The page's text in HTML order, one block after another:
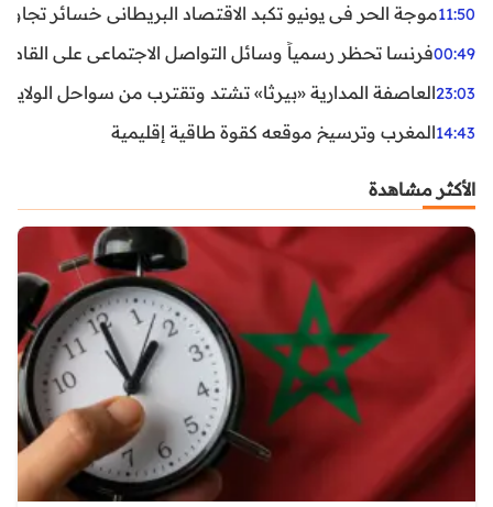
11:50موجة الحر في يونيو تكبد الاقتصاد البريطاني خسائر تجاوزت 1.5 مليار
00:49فرنسا تحظر رسمياً وسائل التواصل الاجتماعي على القاصرين
23:03العاصفة المدارية «بيرثا» تشتد وتقترب من سواحل
14:43المغرب وترسيخ موقعه كقوة طاقية إقليمية
الأكثر مشاهدة